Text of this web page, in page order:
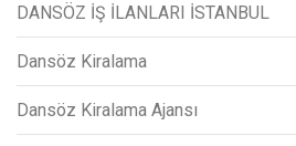
DANSÖZ İŞ İLANLARI İSTANBUL
Dansöz Kiralama
Dansöz Kiralama Ajansı